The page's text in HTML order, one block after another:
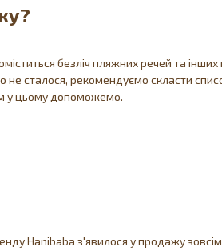
безліч пляжних речей та інших
сталося, рекомендуємо скласти
у цьому допоможемо.
Hanibaba з'явилося у продажу